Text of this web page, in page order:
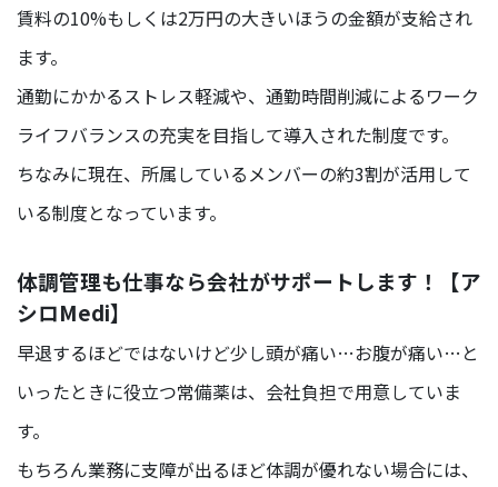
賃料の10%もしくは2万円の大きいほうの金額が支給され
ます。
通勤にかかるストレス軽減や、通勤時間削減によるワーク
ライフバランスの充実を目指して導入された制度です。
ちなみに現在、所属しているメンバーの約3割が活用して
いる制度となっています。
体調管理も仕事なら会社がサポートします！【ア
シロMedi】
早退するほどではないけど少し頭が痛い…お腹が痛い…と
いったときに役立つ常備薬は、会社負担で用意していま
す。
もちろん業務に支障が出るほど体調が優れない場合には、